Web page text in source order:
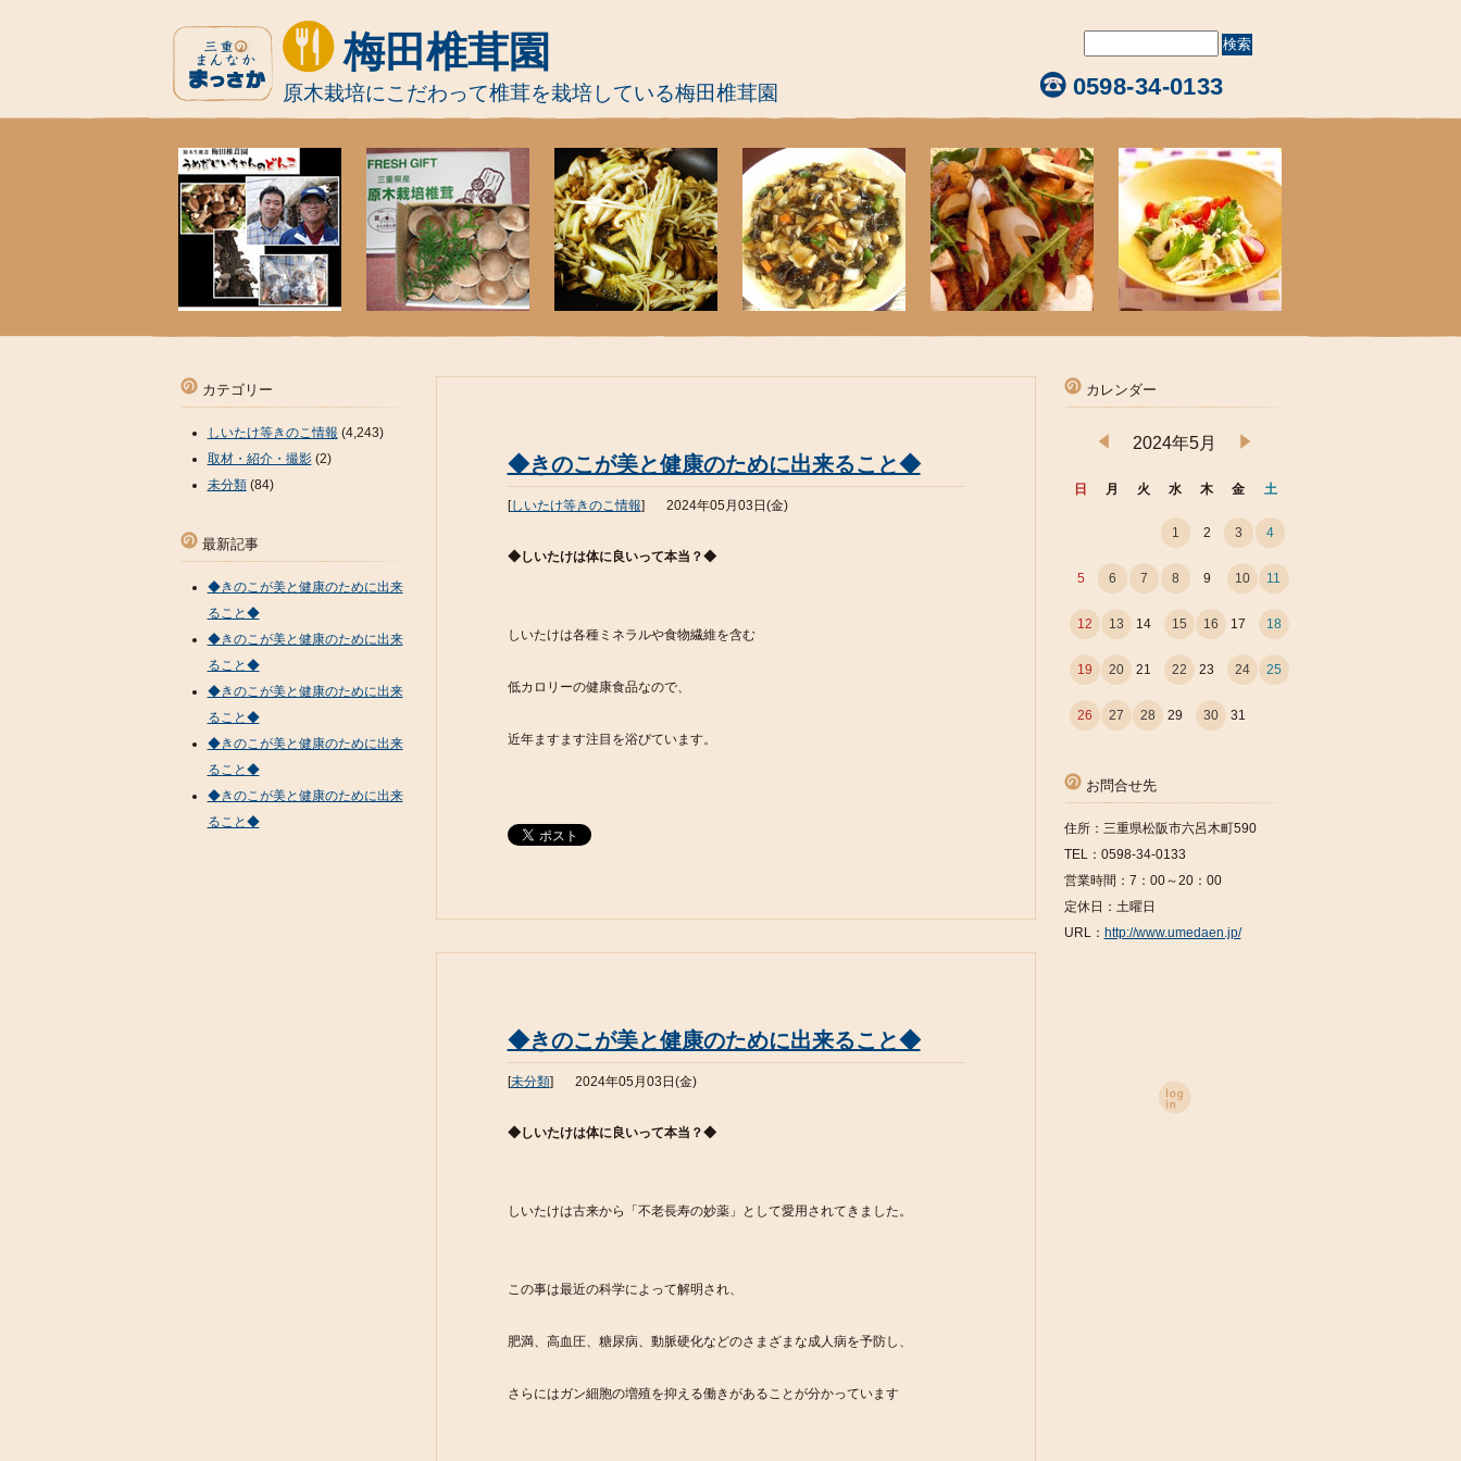
梅田椎茸園
原木栽培にこだわって椎茸を栽培している梅田椎茸園 0598-34-0133
◆きのこが美と健康のために出来ること◆
[しいたけ等きのこ情報] 2024年05月03日(金)
◆しいたけは体に良いって本当？◆
しいたけは各種ミネラルや食物繊維を含む
低カロリーの健康食品なので、
近年ますます注目を浴びています。
◆きのこが美と健康のために出来ること◆
[未分類] 2024年05月03日(金)
◆しいたけは体に良いって本当？◆
しいたけは古来から「不老長寿の妙薬」として愛用されてきました。
この事は最近の科学によって解明され、
肥満、高血圧、糖尿病、動脈硬化などのさまざまな成人病を予防し、
さらにはガン細胞の増殖を抑える働きがあることが分かっています
カテゴリー
しいたけ等きのこ情報 (4,243)
取材・紹介・撮影(2)
未分類(84)
最新記事
◆きのこが美と健康のために出来
ること◆
◆きのこが美と健康のために出来
ること◆
◆きのこが美と健康のために出来
ること◆
◆きのこが美と健康のために出来
ること◆
◆きのこが美と健康のために出来
ること◆
カレンダー
2024年5月
日 月 火 水 木 金 土
1 2 3 4
5 6 7 8 9 10 11
12 13 14 15 16 17 18
19 20 21 22 23 24 25
26 27 28 29 30 31
お問合せ先
住所：三重県松阪市六呂木町590
TEL：0598-34-0133
営業時間：7：00～20：00
定休日：土曜日
URL： http://www.umedaen.jp/